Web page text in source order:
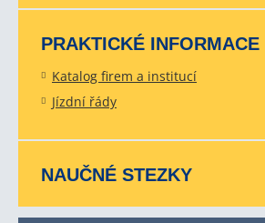
PRAKTICKÉ INFORMACE
Katalog firem a institucí
Jízdní řády
NAUČNÉ STEZKY